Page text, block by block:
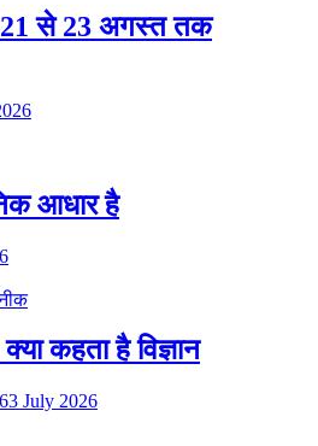
21 से 23 अगस्त तक
आधार है
कहता है विज्ञान
3 July 2026